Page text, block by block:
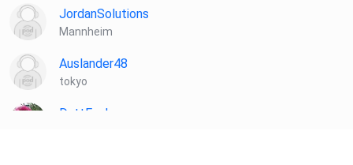
JordanSolutions
Mannheim
Auslander48
tokyo
DattEvchen